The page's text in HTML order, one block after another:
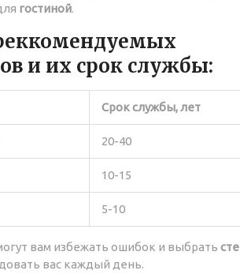
гостиной.
и их срок службы:
Срок службы, лет
20-40
10-15
5-10
вам избежать ошибок и выбрать
вас каждый день.